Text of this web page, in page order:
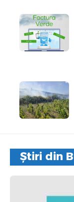
Știri din